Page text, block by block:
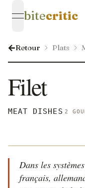
open navigation
bitecritic
Retour Plats
Filet
MEAT DISHES 2
Dans les
français,